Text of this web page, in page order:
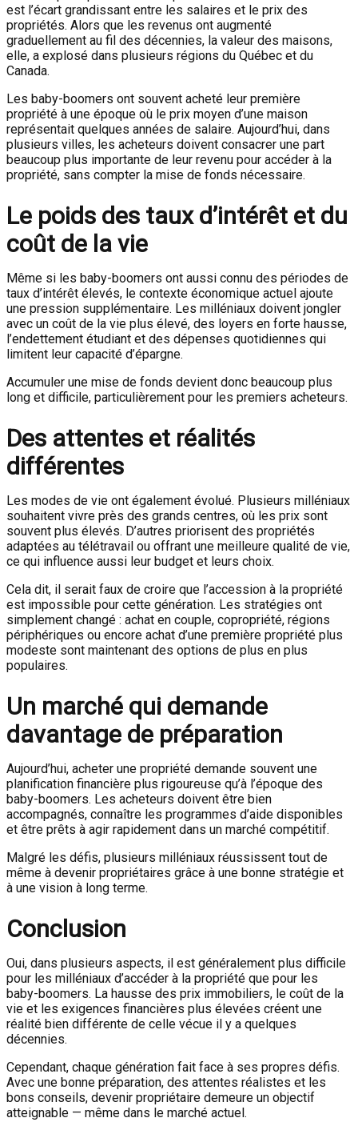
est l’écart grandissant entre les salaires et le prix des
propriétés. Alors que les revenus ont augmenté
graduellement au fil des décennies, la valeur des maisons,
elle, a explosé dans plusieurs régions du Québec et du
Canada.
Les baby-boomers ont souvent acheté leur première
propriété à une époque où le prix moyen d’une maison
représentait quelques années de salaire. Aujourd’hui, dans
plusieurs villes, les acheteurs doivent consacrer une part
beaucoup plus importante de leur revenu pour accéder à la
propriété, sans compter la mise de fonds nécessaire.
Le poids des taux d’intérêt et du
coût de la vie
Même si les baby-boomers ont aussi connu des périodes de
taux d’intérêt élevés, le contexte économique actuel ajoute
une pression supplémentaire. Les milléniaux doivent jongler
avec un coût de la vie plus élevé, des loyers en forte hausse,
l’endettement étudiant et des dépenses quotidiennes qui
limitent leur capacité d’épargne.
Accumuler une mise de fonds devient donc beaucoup plus
long et difficile, particulièrement pour les premiers acheteurs.
Des attentes et réalités
différentes
Les modes de vie ont également évolué. Plusieurs milléniaux
souhaitent vivre près des grands centres, où les prix sont
souvent plus élevés. D’autres priorisent des propriétés
adaptées au télétravail ou offrant une meilleure qualité de vie,
ce qui influence aussi leur budget et leurs choix.
Cela dit, il serait faux de croire que l’accession à la propriété
est impossible pour cette génération. Les stratégies ont
simplement changé : achat en couple, copropriété, régions
périphériques ou encore achat d’une première propriété plus
modeste sont maintenant des options de plus en plus
populaires.
Un marché qui demande
davantage de préparation
Aujourd’hui, acheter une propriété demande souvent une
planification financière plus rigoureuse qu’à l’époque des
baby-boomers. Les acheteurs doivent être bien
accompagnés, connaître les programmes d’aide disponibles
et être prêts à agir rapidement dans un marché compétitif.
Malgré les défis, plusieurs milléniaux réussissent tout de
même à devenir propriétaires grâce à une bonne stratégie et
à une vision à long terme.
Conclusion
Oui, dans plusieurs aspects, il est généralement plus difficile
pour les milléniaux d’accéder à la propriété que pour les
baby-boomers. La hausse des prix immobiliers, le coût de la
vie et les exigences financières plus élevées créent une
réalité bien différente de celle vécue il y a quelques
décennies.
Cependant, chaque génération fait face à ses propres défis.
Avec une bonne préparation, des attentes réalistes et les
bons conseils, devenir propriétaire demeure un objectif
atteignable — même dans le marché actuel.